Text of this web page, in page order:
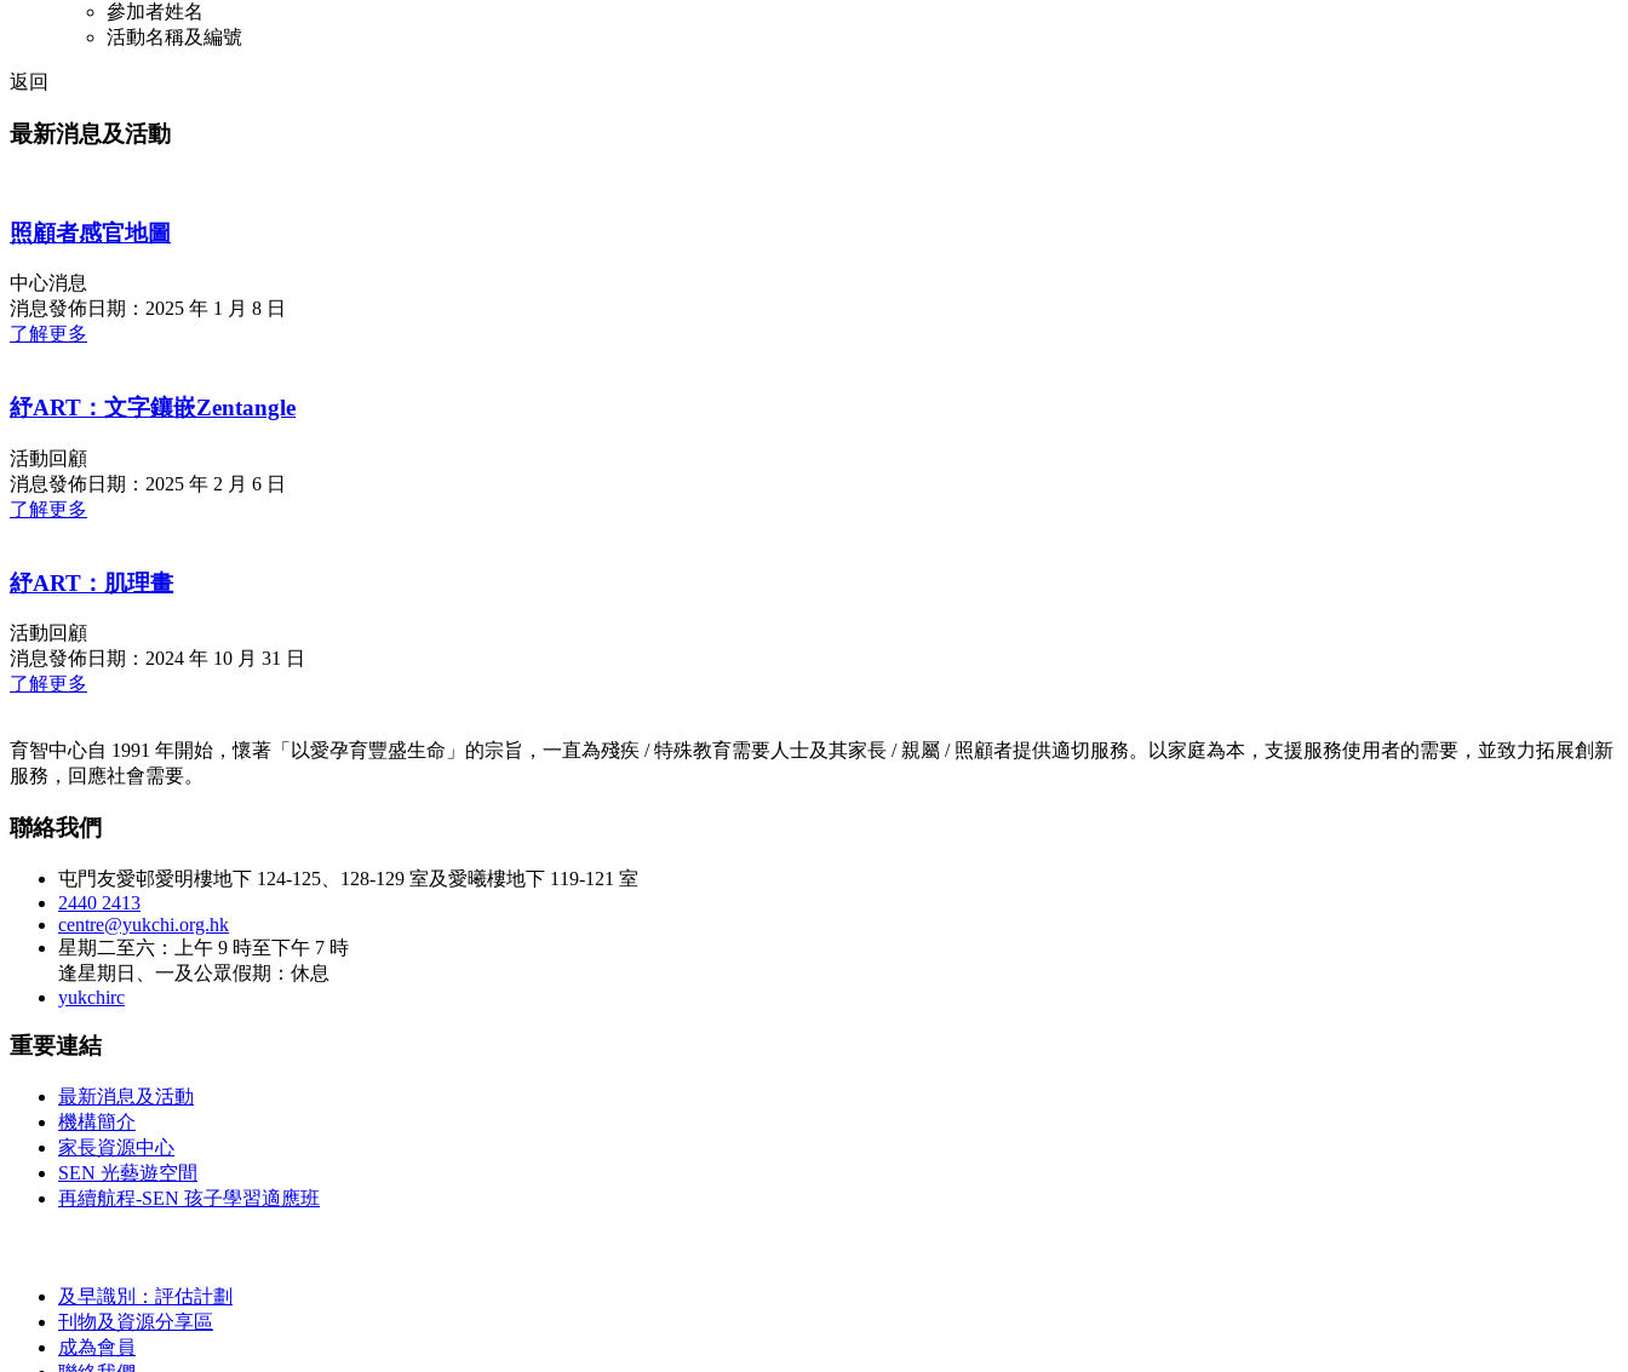
參加者姓名
活動名稱及編號
返回
最新消息及活動
照顧者感官地圖
中心消息
消息發佈日期：2025 年 1 月 8 日
了解更多
紓ART：文字鑲嵌Zentangle
活動回顧
消息發佈日期：2025 年 2 月 6 日
了解更多
紓ART：肌理畫
活動回顧
消息發佈日期：2024 年 10 月 31 日
了解更多
育智中心自 1991 年開始，懷著「以愛孕育豐盛生命」的宗旨，一直為殘疾 / 特殊教育需要人士及其家長 / 親屬 / 照顧者提供適切服務。以家庭為本，支援服務使用者的需要，並致力拓展創新
服務，回應社會需要。
聯絡我們
屯門友愛邨愛明樓地下 124-125、128-129 室及愛曦樓地下 119-121 室
2440 2413
centre@yukchi.org.hk
星期二至六：上午 9 時至下午 7 時
逢星期日、一及公眾假期：休息
yukchirc
重要連結
最新消息及活動
機構簡介
家長資源中心
SEN 光藝遊空間
再續航程-SEN 孩子學習適應班
及早識別：評估計劃
刊物及資源分享區
成為會員